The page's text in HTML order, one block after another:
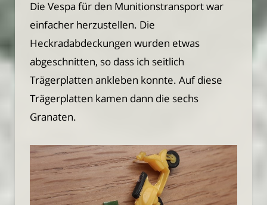
Die Vespa für den Munitionstransport war
einfacher herzustellen. Die
Heckradabdeckungen wurden etwas
abgeschnitten, so dass ich seitlich
Trägerplatten ankleben konnte. Auf diese
Trägerplatten kamen dann die sechs
Granaten.